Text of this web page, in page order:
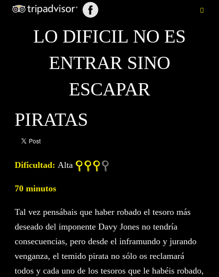
LO DIFICIL NO ES
ENTRAR SINO
ESCAPAR
PIRATAS
Dificultad: Alta
70 minutos
Tal vez pensábais que haber robado el tesoro más
deseado del imponente Davy Jones no tendría
consecuencias, pero desde el inframundo y jurando
venganza, el temido pirata no sólo os reclamará
todos y cada uno de los tesoros que le habéis robado,